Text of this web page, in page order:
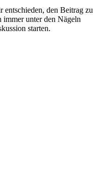
den Beitrag zu
immer unter den Nägeln
starten.